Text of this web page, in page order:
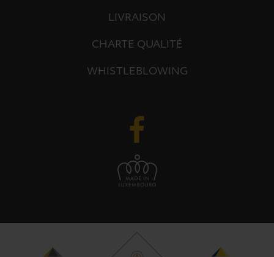
LIVRAISON
CHARTE QUALITÉ
WHISTLEBLOWING